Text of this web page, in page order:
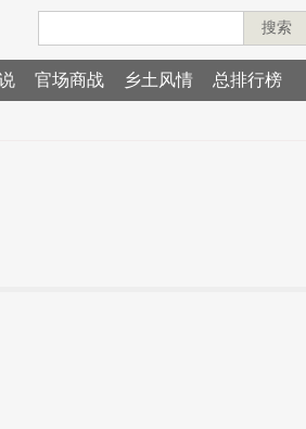
搜索
官场商战 乡土风情 总排行榜